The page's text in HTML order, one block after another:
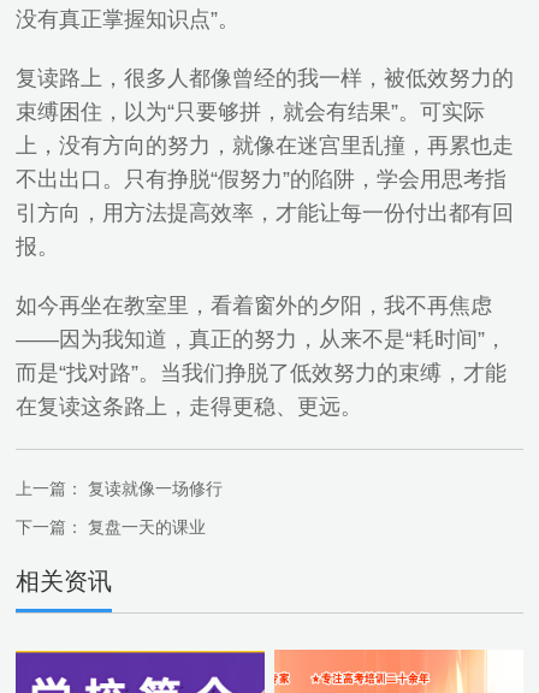
没有真正掌握知识点”。
复读路上，很多人都像曾经的我一样，被低效努力的
束缚困住，以为“只要够拼，就会有结果”。可实际
上，没有方向的努力，就像在迷宫里乱撞，再累也走
不出出口。只有挣脱“假努力”的陷阱，学会用思考指
引方向，用方法提高效率，才能让每一份付出都有回
报。
如今再坐在教室里，看着窗外的夕阳，我不再焦虑
——因为我知道，真正的努力，从来不是“耗时间”，
而是“找对路”。当我们挣脱了低效努力的束缚，才能
在复读这条路上，走得更稳、更远。
上一篇：
复读就像一场修行
下一篇：
复盘一天的课业
相关资讯